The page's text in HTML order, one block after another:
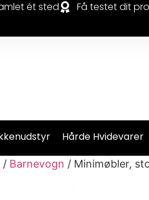
ét sted Få testet dit
Hårde Hvidevarer
/ Barnevogn / Minimøbler,